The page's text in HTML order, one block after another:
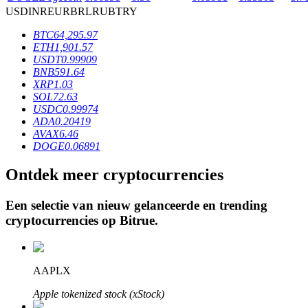
BTR-vergrendelingen
Exclusieve beleggingen voor BTR-houders
Leningen
Door crypto ondersteunde leenservice
USDINREURBRLRUBTRY
BTC64,295.97
ETH1,901.57
USDT0.99909
BNB591.64
XRP1.03
SOL72.63
USDC0.99974
ADA0.20419
AVAX6.46
DOGE0.06891
Ontdek meer cryptocurrencies
Een selectie van nieuw gelanceerde en trending
cryptocurrencies op Bitrue.
AAPLX
Apple tokenized stock (xStock)